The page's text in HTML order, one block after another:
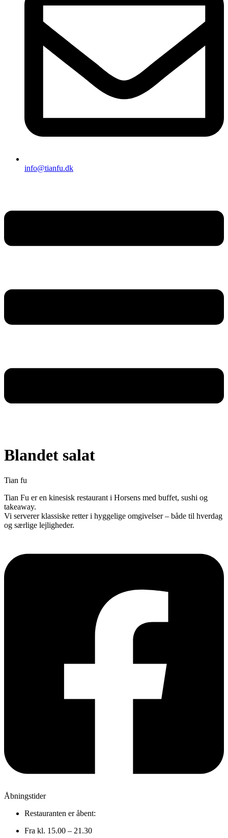
info@tianfu.dk
Blandet salat
Tian fu
Tian Fu er en kinesisk restaurant i Horsens med buffet, sushi og
takeaway.
Vi serverer klassiske retter i hyggelige omgivelser – både til hverdag
og særlige lejligheder.
Åbningstider
Restauranten er åbent:
Fra kl. 15.00 – 21.30